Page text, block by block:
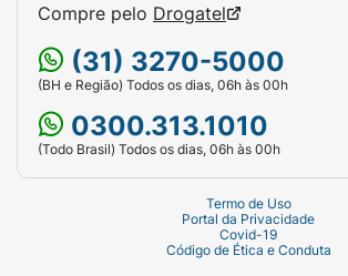
Compre pelo Drogatel
(31) 3270-5000
(BH e Região) Todos os dias, 06h às 00h
0300.313.1010
(Todo Brasil) Todos os dias, 06h às 00h
Termo de Uso
Portal da Privacidade
Covid-19
Código de Ética e Conduta